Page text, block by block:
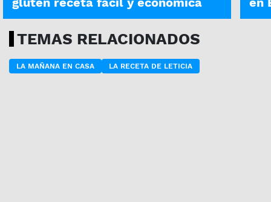
TEMAS RELACIONADOS
LA MAÑANA EN CASA LA RECETA DE LETICIA